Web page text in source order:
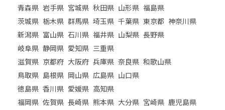
青森県 岩手県 宮城県 秋田県 山形県 福島県
茨城県 栃木県 群馬県 埼玉県 千葉県 東京都 神奈川県
新潟県 富山県 石川県 福井県 山梨県 長野県
岐阜県 静岡県 愛知県 三重県
滋賀県 京都府 大阪府 兵庫県 奈良県 和歌山県
鳥取県 島根県 岡山県 広島県 山口県
徳島県 香川県 愛媛県 高知県
福岡県 佐賀県 長崎県 熊本県 大分県 宮崎県 鹿児島県